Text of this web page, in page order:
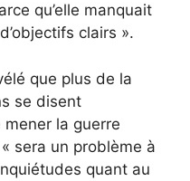
qu’elle manquait
clairs ».
que plus de la
se disent
la guerre
sera un problème à
quant au